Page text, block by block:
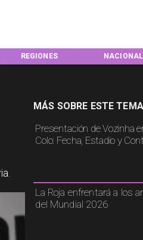
REGIONES NACIONAL
Presentación de Vozinha
Colo: Fecha, Estadio y
La Roja enfrentará a los
del Mundial 2026
MÁS SOBRE ESTE TEMA